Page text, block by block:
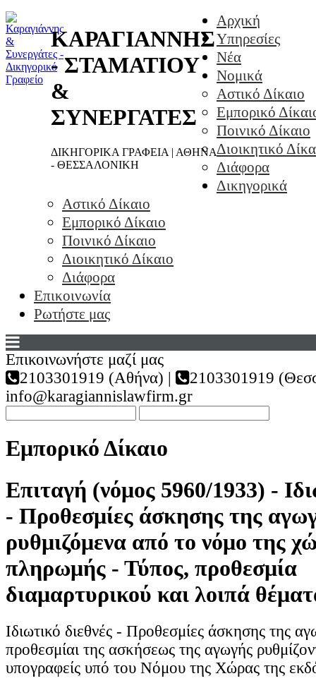
ΚΑΡΑΓΙΑΝΝΗΣ
- ΣΤΑΜΑΤΙΟΥ
&
ΣΥΝΕΡΓΑΤΕΣ
ΔΙΚΗΓΟΡΙΚΑ ΓΡΑΦΕΙΑ | ΑΘΗΝΑ
- ΘΕΣΣΑΛΟΝΙΚΗ
Αρχική
Υπηρεσίες
Νέα
Νομικά
Αστικό Δίκαιο
Εμπορικό
Ποινικό Δίκαιο
Διοικητικό
Διάφορα
Δικηγορικά
Αστικό Δίκαιο
Εμπορικό Δίκαιο
Ποινικό Δίκαιο
Διοικητικό Δίκαιο
Διάφορα
Επικοινωνία
Ρωτήστε μας
Επικοινωνήστε μαζί μας
2103301919 (Αθήνα) |
2103301919
info@karagiannislawfirm.gr
Εμπορικό Δίκαιο
Επιταγή (νόμος 5960/1933) -
- Προθεσμίες άσκησης της
ρυθμιζόμενα από το νόμο της
πληρωμής - Τύπος, προθεσμία
διαμαρτυρικού και λοιπά
Ιδιωτικό διεθνές - Προθεσμίες άσκησης της
προθεσμίαι της ασκήσεως της αγωγής
υπογραφείς υπό του Νόμου της Χώρας της